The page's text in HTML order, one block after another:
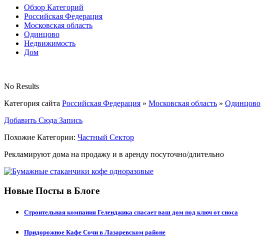
Обзор Категорий
Российская Федерация
Московская область
Одинцово
Недвижимость
Дом
No Results
Категория сайта Российская Федерация » Московская область » Одинцово
Добавить Сюда Запись
Похожие Категории: Частный Сектор
Рекламируют дома на продажу и в аренду посуточно/длительно
Новые Посты в Блоге
Строительная компания Геленджика спасает ваш дом под ключ от сноса
Придорожное Кафе Сочи в Лазаревском районе